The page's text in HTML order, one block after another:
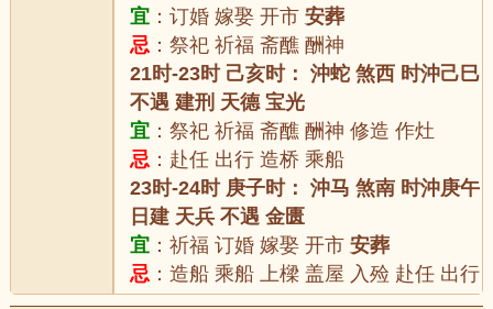
宜 ：订婚 嫁娶 开市安葬
忌 ：祭祀 祈福 斋醮 酬神
21时-23时 己亥时： 沖蛇 煞西 时沖己巳
不遇 建刑 天德 宝光
宜 ：祭祀 祈福 斋醮 酬神 修造 作灶
忌 ：赴任 出行 造桥 乘船
23时-24时 庚子时： 沖马 煞南 时沖庚午
日建 天兵 不遇 金匮
宜 ：祈福 订婚 嫁娶 开市安葬
忌 ：造船 乘船 上樑 盖屋 入殓 赴任 出行